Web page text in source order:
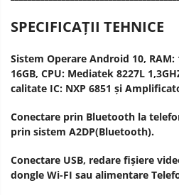
SPECIFICAȚII TEHNICE
Sistem Operare Android 10, RAM:
16GB, CPU: Mediatek 8227L
calitate IC: NXP 6851 și
Conectare prin Bluetooth la
prin sistem A2DP(Bluetooth).
Conectare USB, redare fișiere
dongle Wi-FI sau alimentare